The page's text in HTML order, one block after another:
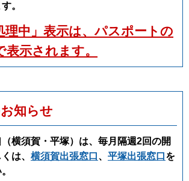
。
理中」表示は、パスポートの
表示されます。
知らせ
横須賀・平塚）は、毎月隔週2回の開
は、 横須賀出張窓口 、 平塚出張窓口 を